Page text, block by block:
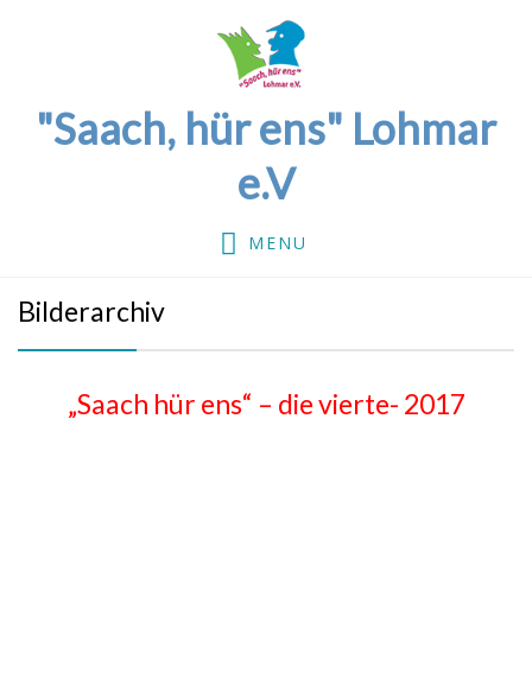
"Saach, hür ens" Lohmar
e.V
MENU
Bilderarchiv
„Saach hür ens“ – die vierte- 2017